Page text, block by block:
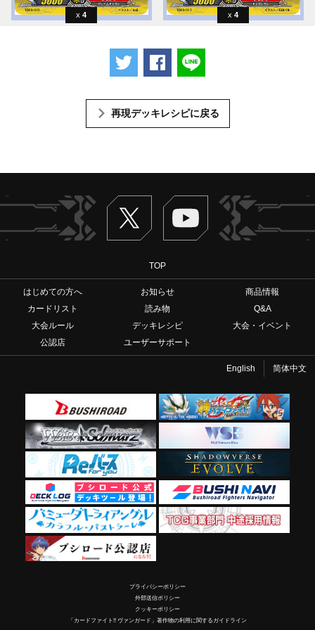
4 4
ツイートするFacebookでシェアする
再現デッキレシピに戻る
Twitter ヴァンガードch
TOP
はじめての方へ お知らせ
商品情報
カードリスト
読み物
Q&A
大会ルール
デッキレシピ
大会・イベント
公認店
ユーザーサポート
English 简体中文
プライバシーポリシー
外部送信ポリシー
クッキーポリシー
「カードファイト!! ヴァンガード」著作物の利用に関するガイドライン